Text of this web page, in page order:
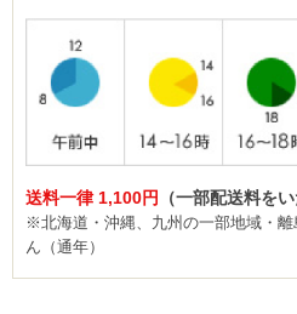
送料一律 1,100円 （一部配送料を
※北海道・沖縄、九州の一部地域・
ん（通年）